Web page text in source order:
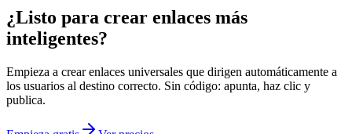
¿Listo para crear enlaces más
inteligentes?
Empieza a crear enlaces universales que dirigen automáticamente a
los usuarios al destino correcto. Sin código: apunta, haz clic y
publica.